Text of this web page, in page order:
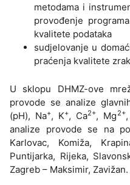
metodama i
provođenje
kvalitete podataka
sudjelovanje u
praćenja kvalitete
U sklopu DHMZ-ove
provode se analize
(pH), Na+, K+, Ca2+, Mg2+
analize provode se na
Karlovac, Komiža,
Puntijarka, Rijeka,
Zagreb – Maksimir, Zavižan.